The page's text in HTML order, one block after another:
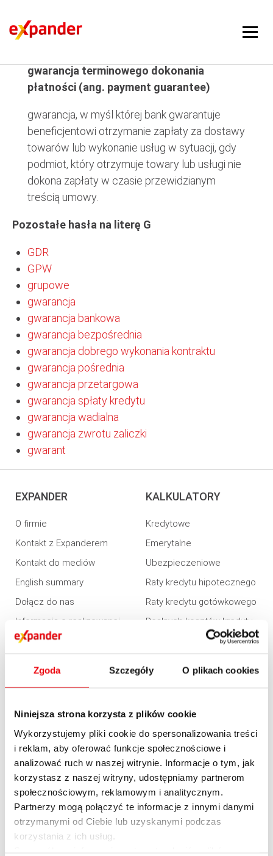
Zgoda Szczegóły O plikach cookies
Niniejsza strona korzysta z plików cookie
Wykorzystujemy pliki cookie do spersonalizowania treści
i reklam, aby oferować funkcje społecznościowe i
analizować ruch w naszej witrynie. Informacje o tym, jak
korzystasz z naszej witryny, udostępniamy partnerom
społecznościowym, reklamowym i analitycznym.
Partnerzy mogą połączyć te informacje z innymi danymi
otrzymanymi od Ciebie lub uzyskanymi podczas
korzystania z ich usług.
gwarancja terminowego dokonania
płatności (ang. payment guarantee)
gwarancja, w myśl której bank gwarantuje
beneficjentowi otrzymanie zapłaty za dostawy
towarów lub wykonanie usług w sytuacji, gdy
podmiot, który otrzymuje towary lub usługi nie
dokona zapłaty w czasie przewidzianym
treścią umowy.
Pozostałe hasła na literę G
GDR
GPW
grupowe
gwarancja
gwarancja bankowa
gwarancja bezpośrednia
gwarancja dobrego wykonania kontraktu
gwarancja pośrednia
gwarancja przetargowa
gwarancja spłaty kredytu
gwarancja wadialna
gwarancja zwrotu zaliczki
gwarant
EXPANDER
O firmie
Kontakt z Expanderem
Kontakt do mediów
English summary
Dołącz do nas
Informacja o realizowanej
strategii podatkowej 2020
strategii podatkowej 2021
Informacja o realizowanej
Informacja o realizowanej
strategii podatkowej 2023
OFERTA
Kredyty
Nieruchomości
Ubezpieczenia
KALKULATORY
Kredytowe
Emerytalne
Ubezpieczeniowe
Raty kredytu hipotecznego
Raty kredytu gotówkowego
Realnych kosztów kredytu
Zdolności kredytowej